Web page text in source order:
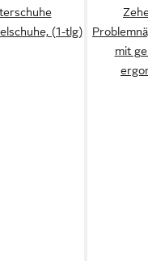
(1-tlg)
mit